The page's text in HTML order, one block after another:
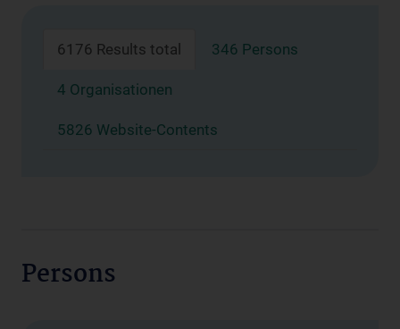
6176 Results total 346 Persons
4 Organisationen
5826 Website-Contents
Persons